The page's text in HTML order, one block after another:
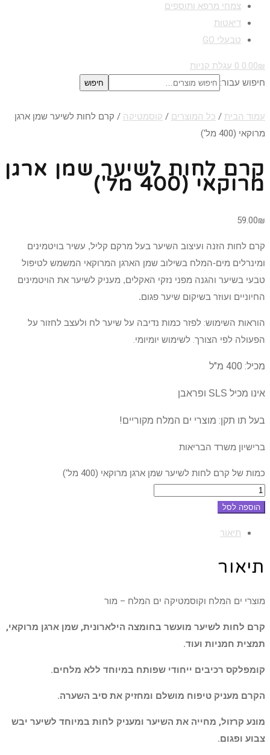
צמחי מרפא ותוספים
דיאטות
טבעלי GO
0.00₪
0 עגלת קניות
חיפוש עבור:
חיפוש
עמוד הבית / כל המוצרים / קוסמטיקה / קרם לחות לשיער שמן ארגן
מרוקאי (400 מל')
קרם לחות לשיער שמן ארגן
מרוקאי (400 מל')
59.00₪
קרם לחות הזנה ועיצוב השיער בעל מרקם קליל, עשיר בויטמינים
ומינרלים מים-המלח בשילוב שמן הארגן המרוקאי המשמש לטיפול
טבעי בשיער והגנה מפני נזקי האקלים, מעניק לשיער את הויטמינים
החיוניים ועוזר בשיקום שיער פגום.
הוראות השימוש: לפזר כמות נדיבה על שיער לח ולעצב לחזור על
הפעולה לפי הצורך. לשימוש יומיומי.
מכיל: 400 מ"ל
אינו מכיל SLS ופראבן
בעל תו תקן: מוצרי ים המלח מקוריים!
ברישיון משרד הבריאות
כמות של קרם לחות לשיער שמן ארגן מרוקאי (400 מל')
הוספה לסל
תיאור
תיאור
מוצרי ים המלח וקוסמטיקה ים המלח – מור
קרם לחות לשיער מועשר בחומצה הילארונית, שמן ארגן מרוקאי,
תמצית חמניות ועוד.
קומפלקס רכיבים ייחודי שפותח במיוחד ללא מלחים.
הקרם מעניק טיפוח מושלם ומחזיק את סיב השערה.
מונע קרזול, מחייה את השיער ומעניק לחות במיוחד לשיער יבש
צבוע ופגום.